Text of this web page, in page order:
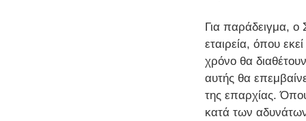
Για παράδειγμα, ο
εταιρεία, όπου
χρόνο θα
αυτής θα
της επαρχίας.
κατά των